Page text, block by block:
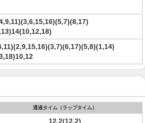
通過タイム（ラップタイム）
12.2(12.2)